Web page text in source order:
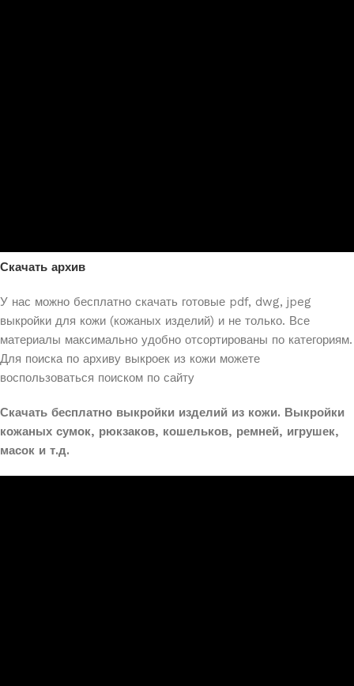
Скачать архив
У нас можно бесплатно скачать готовые pdf, dwg, jpeg
выкройки для кожи (кожаных изделий) и не только. Все
материалы максимально удобно отсортированы по категориям.
Для поиска по архиву выкроек из кожи можете
воспользоваться поиском по сайту
Скачать бесплатно выкройки изделий из кожи. Выкройки
кожаных сумок, рюкзаков, кошельков, ремней, игрушек,
масок и т.д.